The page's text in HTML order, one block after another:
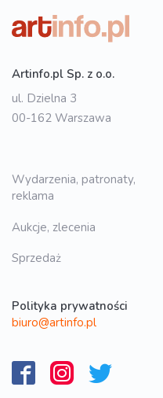
Artinfo.pl Sp. z o.o.
ul. Dzielna 3
00-162 Warszawa
Wydarzenia, patronaty,
reklama
Aukcje, zlecenia
Sprzedaż
Polityka prywatności
biuro@artinfo.pl